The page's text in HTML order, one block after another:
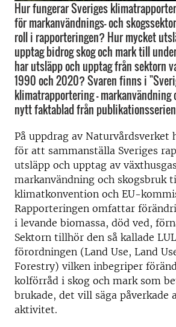
Hur fungerar Sveriges
för markanvändnings- och
roll i rapporteringen? Hur mycket
upptag bidrog skog och mark till
har utsläpp och upptag från sektorn
1990 och 2020? Svaren finns i
klimatrapportering –
nytt faktablad från publikationsserien
På uppdrag av Naturvårdsverket
för att sammanställa Sveriges
utsläpp och upptag av
markanvändning och skogsbruk
klimatkonvention och EU-
Rapporteringen omfattar
i levande biomassa, död ved,
Sektorn tillhör den så kallade
förordningen (Land Use, Land
Forestry) vilken inbegriper
kolförråd i skog och mark som
brukade, det vill säga påverkade
aktivitet.